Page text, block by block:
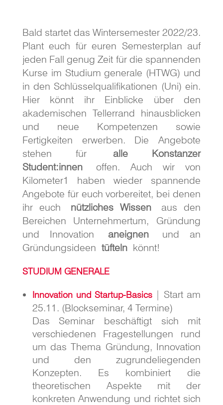
Bald startet das Wintersemester 2022/23.
Plant euch für euren Semesterplan auf
jeden Fall genug Zeit für die spannenden
Kurse im Studium generale (HTWG) und
in den Schlüsselqualifikationen (Uni) ein.
Hier könnt ihr Einblicke über den
akademischen Tellerrand hinausblicken
und neue Kompetenzen sowie
Fertigkeiten erwerben. Die Angebote
stehen für alle Konstanzer
Student:innenoffen. Auch wir von
Kilometer1 haben wieder spannende
Angebote für euch vorbereitet, bei denen
ihr euch nützliches Wissen aus den
Bereichen Unternehmertum, Gründung
und Innovation aneignenund an
Gründungsideen tüftelnkönnt!
STUDIUM GENERALE
Innovation und Startup-Basics| Start am
25.11. (Blockseminar, 4 Termine)
Das Seminar beschäftigt sich mit
verschiedenen Fragestellungen rund
um das Thema Gründung, Innovation
und den zugrundeliegenden
Konzepten. Es kombiniert die
theoretischen
Aspekte mit der
konkreten Anwendung und richtet sich